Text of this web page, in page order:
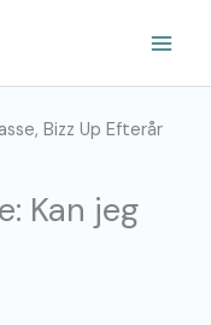
Kan jeg